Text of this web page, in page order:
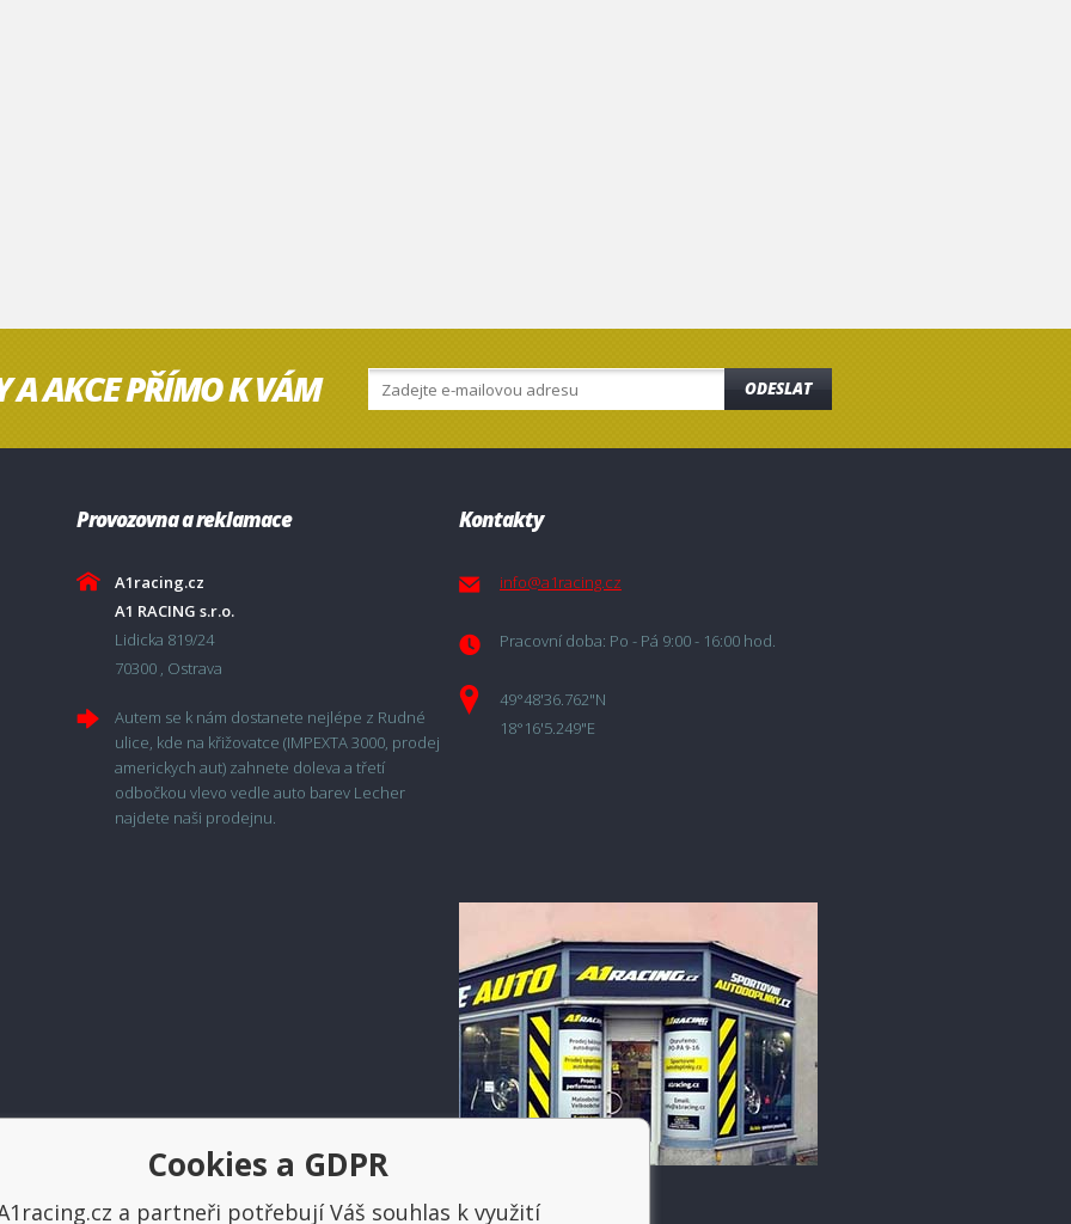
A AKCE PŘÍMO K VÁM ODESLAT
Provozovna a reklamace
A1racing.cz
A1 RACING s.r.o.
Lidicka 819/24
70300 , Ostrava
Autem se k nám dostanete nejlépe z Rudné
ulice, kde na křižovatce (IMPEXTA 3000, prodej
americkych aut) zahnete doleva a třetí
odbočkou vlevo vedle auto barev Lecher
najdete naši prodejnu.
Kontakty
info@a1racing.cz
Pracovní doba: Po - Pá 9:00 - 16:00 hod.
49°48'36.762"N
18°16'5.249"E
Platba a doprava
Cookies a GDPR
a partneři potřebují Váš souhlas k využití